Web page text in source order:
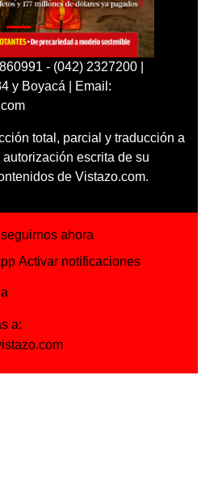
- (042) 2327200 |
y Boyacá | Email:
total, parcial y traducción a
escrita de su
de Vistazo.com.
ahora
Activar notificaciones
a: